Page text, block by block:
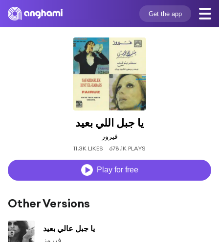
Get the app
يا جبل اللي بعيد
فيروز
11.3K LIKES 678.1K PLAYS
Play for free
Other Versions
يا جبل عالي بعيد
فيروز